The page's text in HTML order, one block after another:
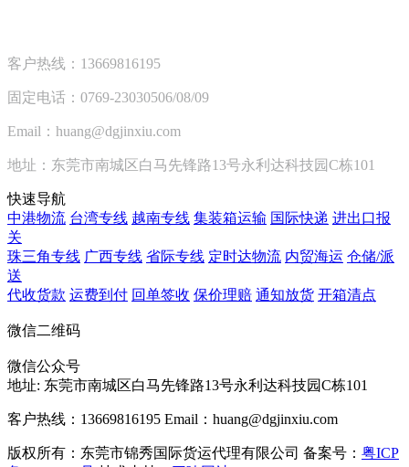
客户热线：13669816195
固定电话：0769-23030506/08/09
Email：huang@dgjinxiu.com
地址：东莞市南城区白马先锋路13号永利达科技园C栋101
快速导航
中港物流 台湾专线 越南专线 集装箱运输 国际快递 进出口报
关
珠三角专线 广西专线 省际专线 定时达物流 内贸海运 仓储/派
送
代收货款 运费到付 回单签收 保价理赔 通知放货 开箱清点
微信二维码
微信公众号
地址: 东莞市南城区白马先锋路13号永利达科技园C栋101
客户热线：13669816195 Email：huang@dgjinxiu.com
版权所有：东莞市锦秀国际货运代理有限公司 备案号： 粤ICP